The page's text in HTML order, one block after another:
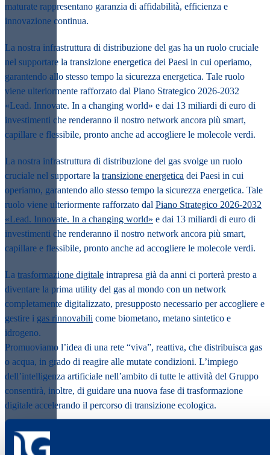
maturate rappresentano garanzia di affidabilità, efficienza e
innovazione continua.
La nostra infrastruttura di distribuzione del gas ha un ruolo cruciale
nel supportare la transizione energetica dei Paesi in cui operiamo,
garantendo allo stesso tempo la sicurezza energetica. Tale ruolo
viene ulteriormente rafforzato dal Piano Strategico 2026-2032
«Lead. Innovate. In a changing world» e dai 13 miliardi di euro di
investimenti che renderanno il nostro network ancora più smart,
capillare e flessibile, pronto anche ad accogliere le molecole verdi.
La nostra infrastruttura di distribuzione del gas svolge un ruolo
cruciale nel supportare la transizione energetica dei Paesi in cui
operiamo, garantendo allo stesso tempo la sicurezza energetica. Tale
ruolo viene ulteriormente rafforzato dal Piano Strategico 2026-2032
«Lead. Innovate. In a changing world» e dai 13 miliardi di euro di
investimenti che renderanno il nostro network ancora più smart,
capillare e flessibile, pronto anche ad accogliere le molecole verdi.
La trasformazione digitale intrapresa già da anni ci porterà presto a
diventare la prima utility del gas al mondo con un network
completamente digitalizzato, presupposto necessario per accogliere e
gestire i gas rinnovabili come biometano, metano sintetico e
idrogeno.
Promuoviamo l’idea di una rete “viva”, reattiva, che distribuisca gas
o acqua, in grado di reagire alle mutate condizioni. L’impiego
dell’intelligenza artificiale nell’ambito di tutte le attività del Gruppo
consentirà, inoltre, di guidare una nuova fase di trasformazione
digitale accelerando il percorso di transizione ecologica.
Capacità di innovazione e visione di lungo termine ci permettono di
evolvere verso la forma di una